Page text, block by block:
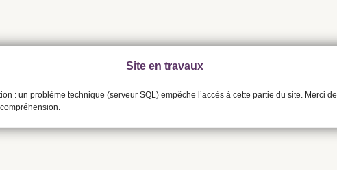
Site en travaux
: un problème technique (serveur SQL) empêche l’accès à cette partie du site. Merci de